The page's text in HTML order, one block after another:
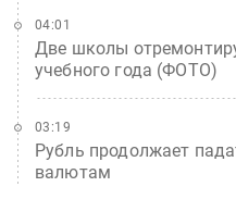
Две школы
учебного года (ФОТО)
04:01
Рубль продолжает
валютам
03:19